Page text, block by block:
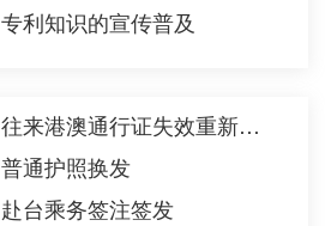
专利知识的宣传普及
往来港澳通行证失效重新申请
普通护照换发
赴台乘务签注签发